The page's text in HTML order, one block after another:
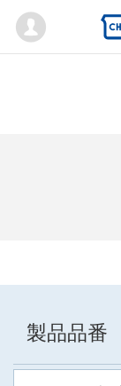
Mypage
製品品番